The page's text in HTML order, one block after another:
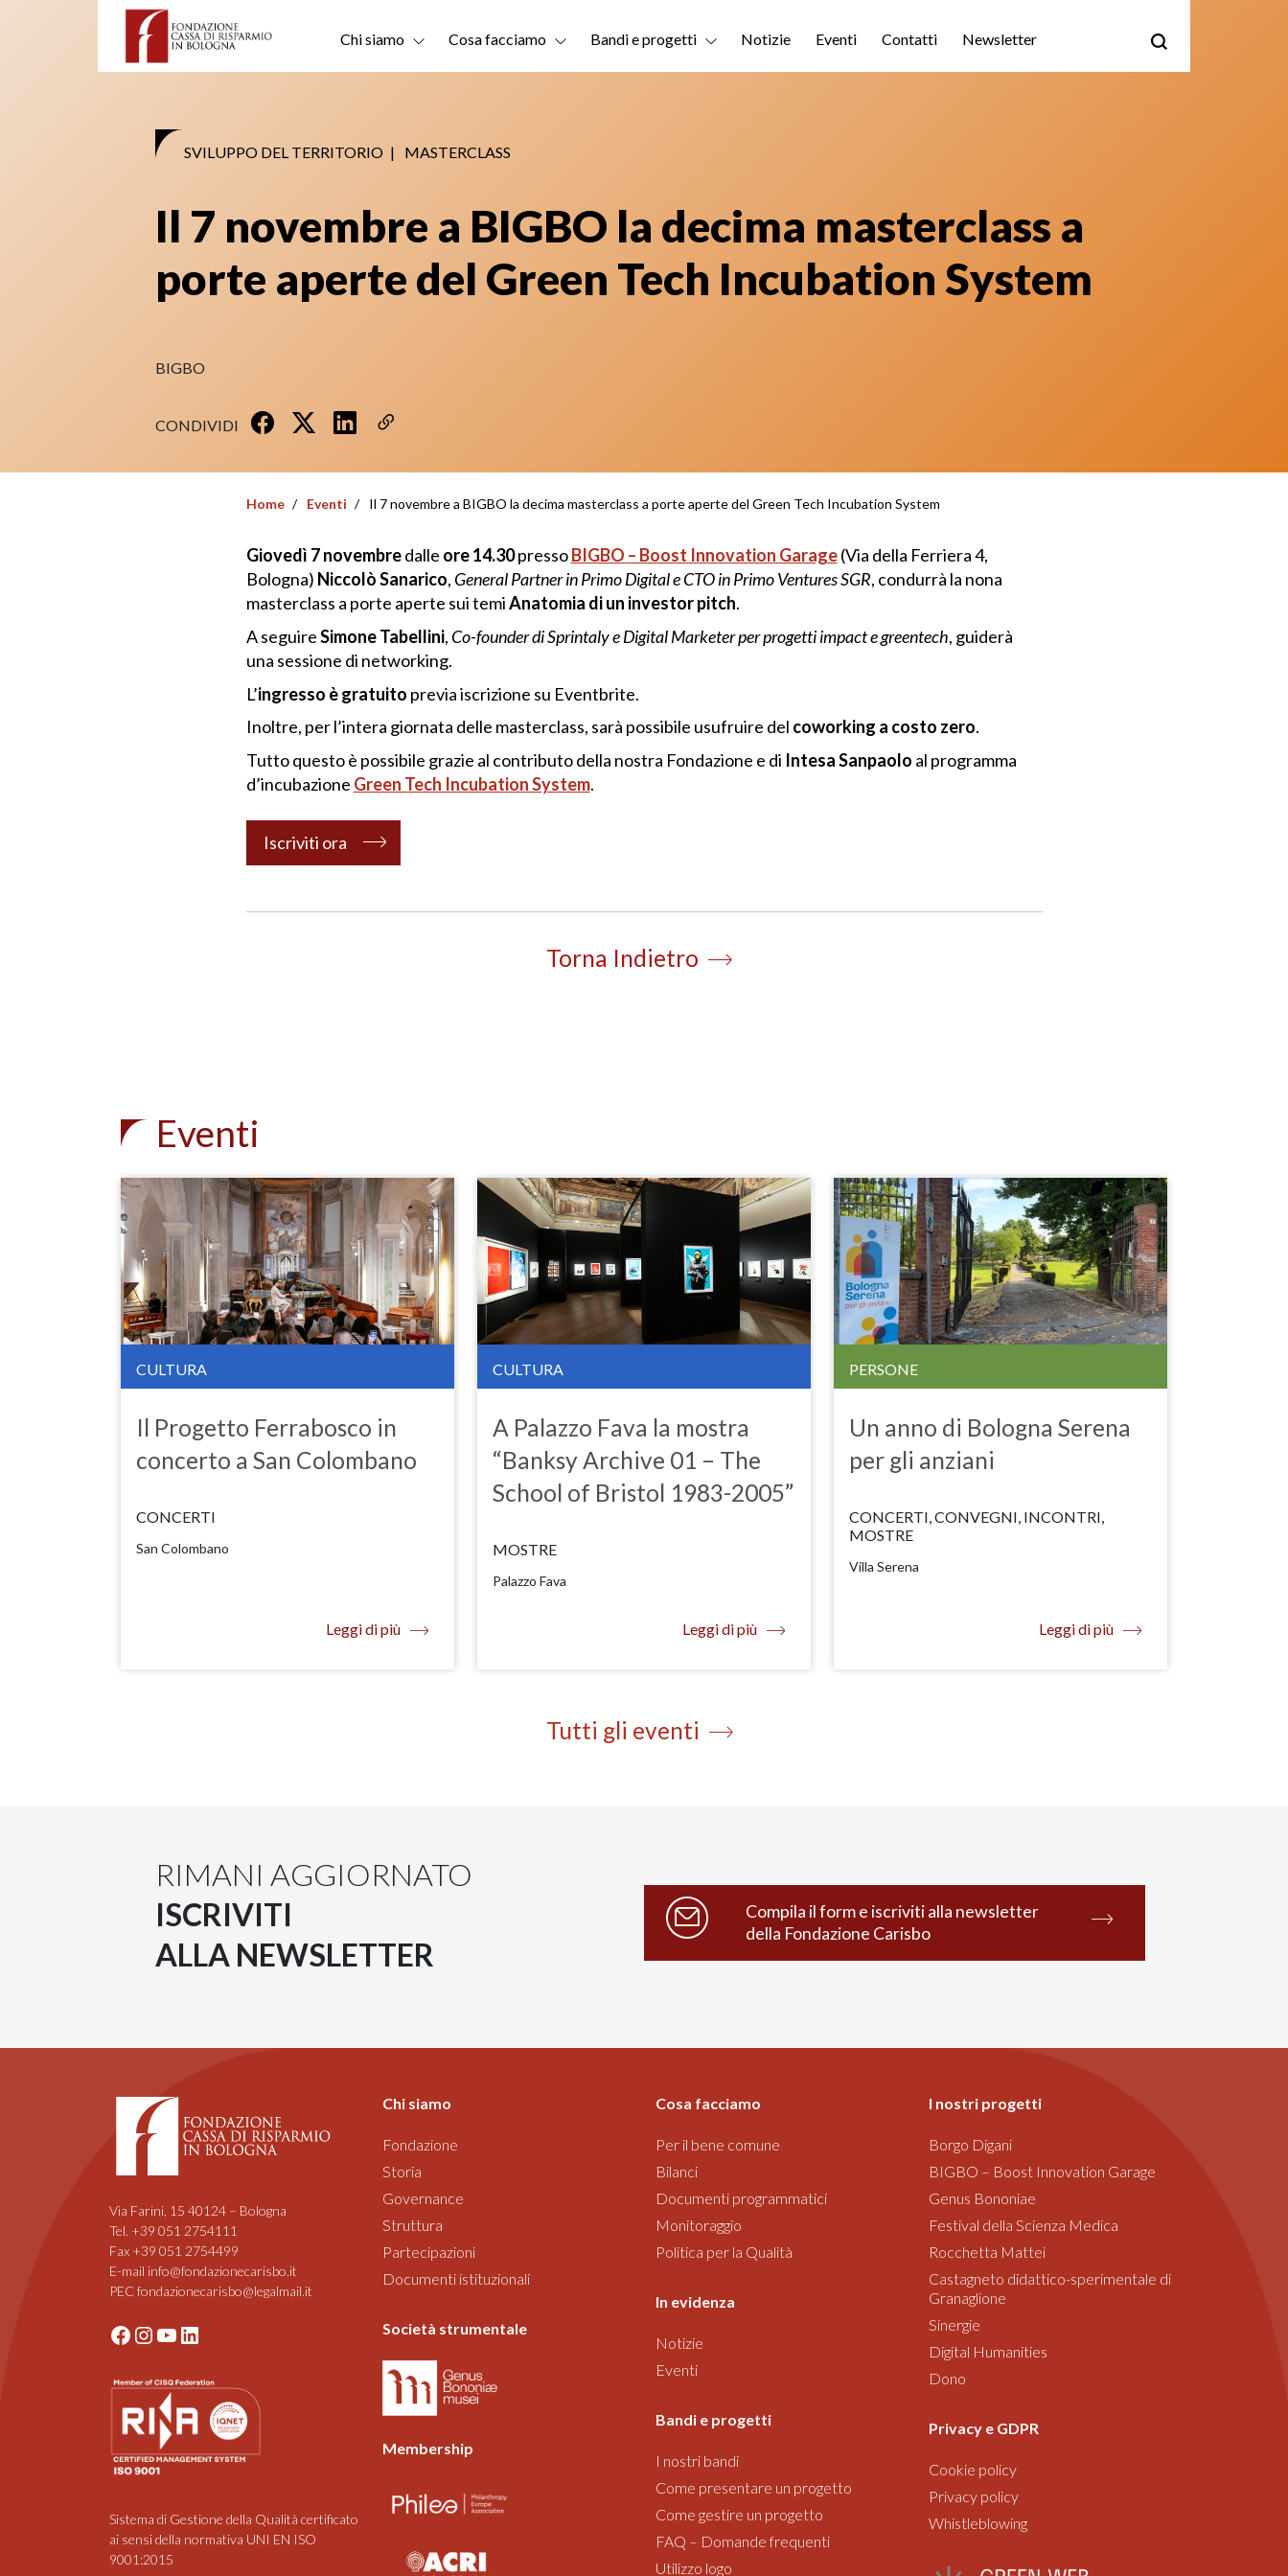
Chi siamo Cosa facciamo Bandi e progetti Notizie Eventi Contatti Newsletter
SVILUPPO DEL TERRITORIO | MASTERCLASS
Il 7 novembre a BIGBO la decima masterclass a
porte aperte del Green Tech Incubation System
BIGBO
CONDIVIDI
Home Eventi Il 7 novembre a BIGBO la decima masterclass a porte aperte del Green Tech Incubation System
Giovedì 7 novembredalle ore 14.30pressoBIGBO – Boost Innovation Garage(Via della Ferriera 4,
Bologna) Niccolò Sanarico, General Partner in Primo Digital e CTO in Primo Ventures SGR, condurrà la nona
masterclass a porte aperte sui temiAnatomia di un investor pitch.
A seguireSimone Tabellini, Co-founder di Sprintaly e Digital Marketer per progetti impact e greentech, guiderà
una sessione di networking.
L’ingresso è gratuito previa iscrizione su Eventbrite.
Inoltre, per l’intera giornata delle masterclass, sarà possibile usufruire del coworking a costo zero.
Tutto questo è possibile grazie al contributo della nostra Fondazione e di Intesa Sanpaolo al programma
d’incubazione Green Tech Incubation System.
Iscriviti ora
Torna Indietro
Eventi
CULTURA
Il Progetto Ferrabosco in
concerto a San Colombano
CONCERTI
San Colombano
Leggi di più
CULTURA
A Palazzo Fava la mostra
“Banksy Archive 01 – The
School of Bristol 1983-2005”
MOSTRE
Palazzo Fava
Leggi di più
PERSONE
Un anno di Bologna Serena
per gli anziani
CONCERTI, CONVEGNI, INCONTRI,
MOSTRE
Villa Serena
Leggi di più
Tutti gli eventi
RIMANI AGGIORNATO
ISCRIVITI
ALLA NEWSLETTER
Compila il form e iscriviti alla newsletter
della Fondazione Carisbo
Via Farini, 15 40124 – Bologna
Tel. +39 051 2754111
Fax +39 051 2754499
E-mail info@fondazionecarisbo.it
PEC fondazionecarisbo@legalmail.it
Facebook
Instagram
YouTube
LinkedIn
Sistema di Gestione della Qualità certificato
ai sensi della normativa UNI EN ISO
9001:2015
Chi siamo
Fondazione
Storia
Governance
Struttura
Partecipazioni
Documenti istituzionali
Società strumentale
Membership
Cosa facciamo
Per il bene comune
Bilanci
Documenti programmatici
Monitoraggio
Politica per la Qualità
In evidenza
Notizie
Eventi
Bandi e progetti
I nostri bandi
Come presentare un progetto
Come gestire un progetto
FAQ – Domande frequenti
Utilizzo logo
I nostri progetti
Borgo Digani
BIGBO – Boost Innovation Garage
Genus Bononiae
Festival della Scienza Medica
Rocchetta Mattei
Castagneto didattico-sperimentale di
Granaglione
Sinergie
Digital Humanities
Dono
Privacy e GDPR
Cookie policy
Privacy policy
Whistleblowing